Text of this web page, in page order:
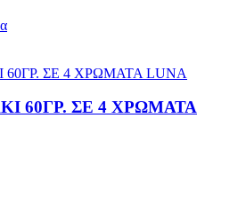
60ΓΡ. ΣΕ 4 ΧΡΩΜΑΤΑ